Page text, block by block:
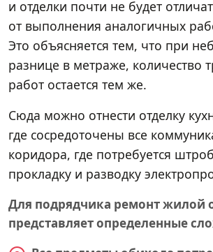
и отделки почти не будет
от выполнения аналогичных
Это объясняется тем, что при
разнице в метраже, количество
работ остается тем же.
Сюда можно отнести отделку
где сосредоточены все
коридора, где потребуется
прокладку и разводку
Для подрядчика ремонт жилой
представляет определенные